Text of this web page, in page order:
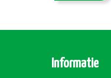
Informatie